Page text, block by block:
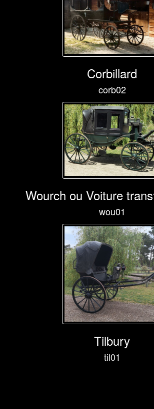
Corbillard
corb02
Wourch ou Voiture
wou01
Tilbury
til01